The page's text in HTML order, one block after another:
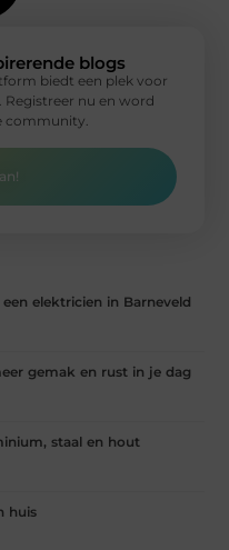
elektricien in Barneveld
gemak en rust in je dag
staal en hout
huis
blogs
biedt een plek voor
Registreer nu en word
community.